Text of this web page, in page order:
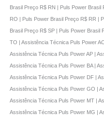
Brasil Preço R$ RN | Puls Power
RO | Puls Power Brasil Preço R$ RR |
Brasil Preço R$ SP | Puls Power Brasil
TO | Assistência Técnica Puls Power
Assistência Técnica Puls Power AP |
Assistência Técnica Puls Power BA |
Assistência Técnica Puls Power DF |
Assistência Técnica Puls Power GO |
Assistência Técnica Puls Power MT |
Assistência Técnica Puls Power MG |